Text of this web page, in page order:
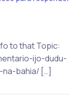
to that Topic:
ijo-dudu-
bahia/ […]